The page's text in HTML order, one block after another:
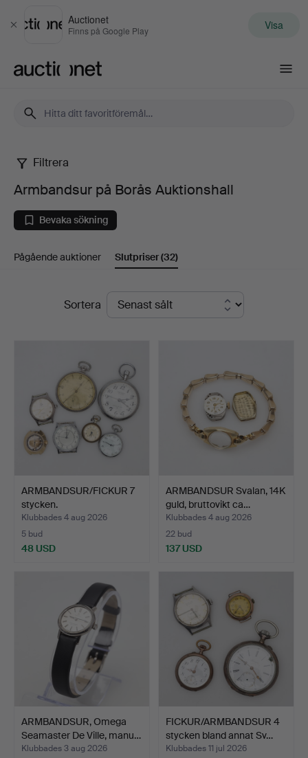
Stäng
Auctionet
Finns på Google Play Visa
Armbandsur
på
Borås
Auktionshall
Filtrera
Armbandsur på Borås Auktionshall
Bevaka sökning
Pågående auktioner Slutpriser(32)
SlutpriserSortera
ARMBANDSUR/FICKUR 7
stycken.
Klubbades 4 aug 2026
5 bud
48 USD
ARMBANDSUR Svalan, 14K
guld, bruttovikt ca…
Klubbades 4 aug 2026
22 bud
137 USD
ARMBANDSUR, Omega
Seamaster De Ville, manu…
Klubbades 3 aug 2026
FICKUR/ARMBANDSUR 4
stycken bland annat Sv…
Klubbades 11 jul 2026